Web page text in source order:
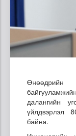
далангийн
үйлдвэрлэл
байна.